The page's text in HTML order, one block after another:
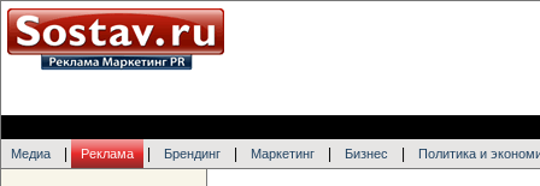
Медиа Реклама Брендинг Маркетинг Бизнес Политика и